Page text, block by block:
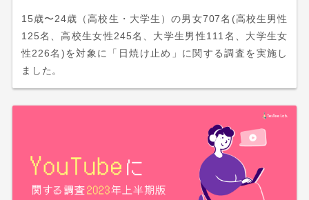
15歳〜24歳（高校生・大学生）の男女707名(高校生男性
125名、高校生女性245名、大学生男性111名、大学生女
性226名)を対象に「日焼け止め」に関する調査を実施し
ました。